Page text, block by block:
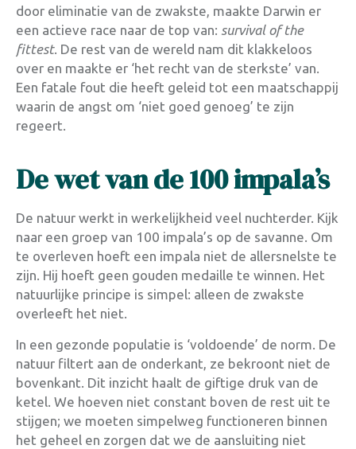
door eliminatie van de zwakste, maakte Darwin er
een actieve race naar de top van: survival of the
fittest. De rest van de wereld nam dit klakkeloos
over en maakte er ‘het recht van de sterkste’ van.
Een fatale fout die heeft geleid tot een maatschappij
waarin de angst om ‘niet goed genoeg’ te zijn
regeert.
De wet van de 100 impala’s
De natuur werkt in werkelijkheid veel nuchterder. Kijk
naar een groep van 100 impala’s op de savanne. Om
te overleven hoeft een impala niet de allersnelste te
zijn. Hij hoeft geen gouden medaille te winnen. Het
natuurlijke principe is simpel: alleen de zwakste
overleeft het niet.
In een gezonde populatie is ‘voldoende’ de norm. De
natuur filtert aan de onderkant, ze bekroont niet de
bovenkant. Dit inzicht haalt de giftige druk van de
ketel. We hoeven niet constant boven de rest uit te
stijgen; we moeten simpelweg functioneren binnen
het geheel en zorgen dat we de aansluiting niet